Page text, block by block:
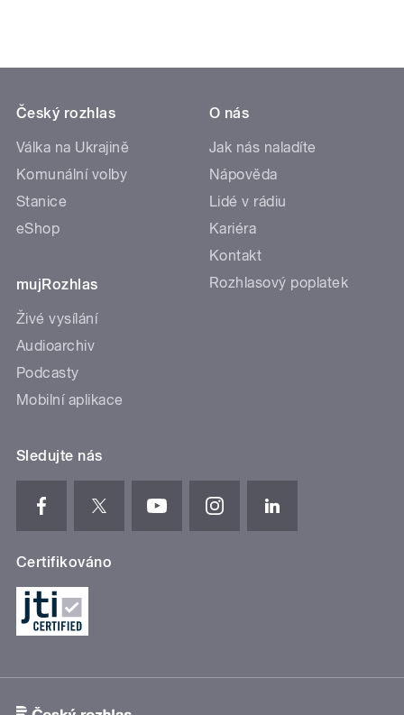
Český rozhlas
Válka na Ukrajině
Komunální volby
Stanice
eShop
mujRozhlas
Živé vysílání
Audioarchiv
Podcasty
Mobilní aplikace
O nás
Jak nás naladíte
Nápověda
Lidé v rádiu
Kariéra
Kontakt
Rozhlasový poplatek
Sledujte nás
Certifikováno